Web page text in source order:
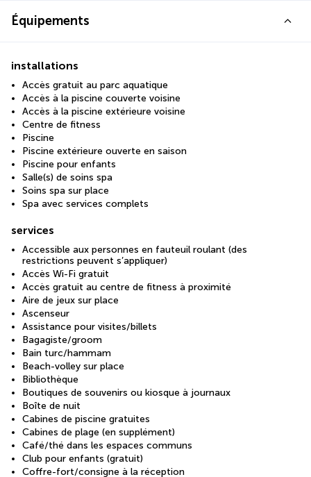
Équipements
installations
Accès gratuit au parc aquatique
Accès à la piscine couverte voisine
Accès à la piscine extérieure voisine
Centre de fitness
Piscine
Piscine extérieure ouverte en saison
Piscine pour enfants
Salle(s) de soins spa
Soins spa sur place
Spa avec services complets
services
Accessible aux personnes en fauteuil roulant (des
restrictions peuvent s’appliquer)
Accès Wi-Fi gratuit
Accès gratuit au centre de fitness à proximité
Aire de jeux sur place
Ascenseur
Assistance pour visites/billets
Bagagiste/groom
Bain turc/hammam
Beach-volley sur place
Bibliothèque
Boutiques de souvenirs ou kiosque à journaux
Boîte de nuit
Cabines de piscine gratuites
Cabines de plage (en supplément)
Café/thé dans les espaces communs
Club pour enfants (gratuit)
Coffre-fort/consigne à la réception